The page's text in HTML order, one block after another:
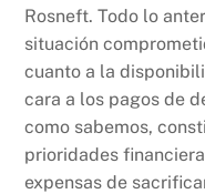
Rosneft. Todo lo
situación
cuanto a la
cara a los pagos de
como sabemos,
prioridades
expensas de